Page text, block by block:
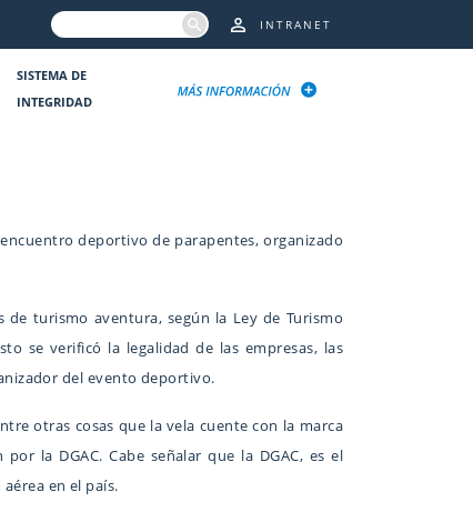
INTRANET
SISTEMA DE
INTEGRIDAD
deportivo de parapentes, organizado
turismo aventura, según la Ley de Turismo
se verificó la legalidad de las empresas, las
del evento deportivo.
otras cosas que la vela cuente con la marca
la DGAC. Cabe señalar que la DGAC, es el
en el país.